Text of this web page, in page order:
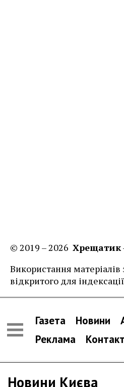
© 2019 – 2026 Хрещатик
Використання
відкритого для
Газета Новини
Реклама
Новини Києва